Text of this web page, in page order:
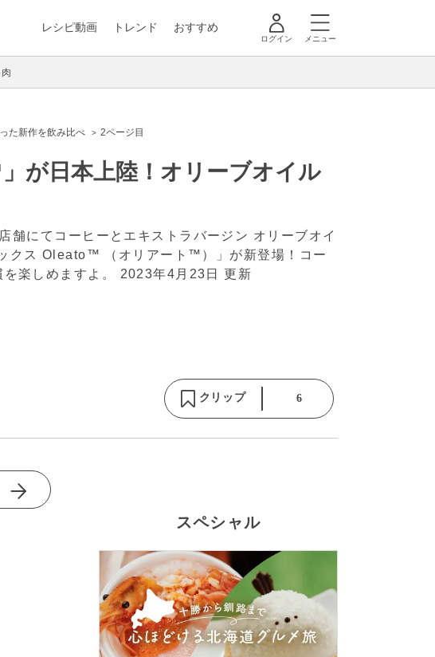
レシピ動画 トレンド おすすめ
ログイン メニュー
た新作を飲み比べ 2ページ目
が日本上陸！オリーブオイル
にてコーヒーとエキストラバージン オリーブオイ
クス Oleato™ （オリアート™）」が新登場！コー
楽しめますよ。 2023年4月23日 更新
クリップ 6
スペシャル